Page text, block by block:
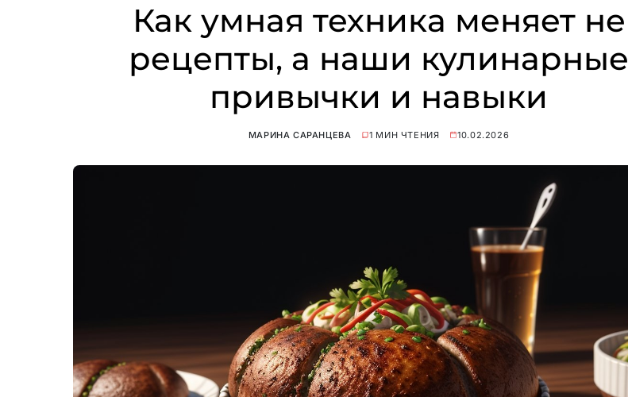
Как умная техника меняет не
рецепты, а наши кулинарные
привычки и навыки
МАРИНА САРАНЦЕВА 1 МИН ЧТЕНИЯ 10.02.2026